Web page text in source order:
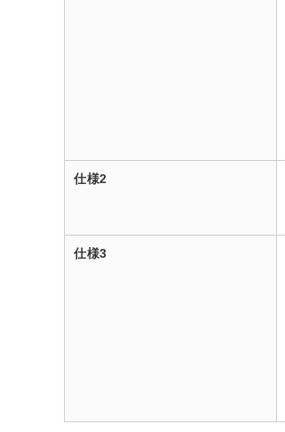
仕様2
仕様3